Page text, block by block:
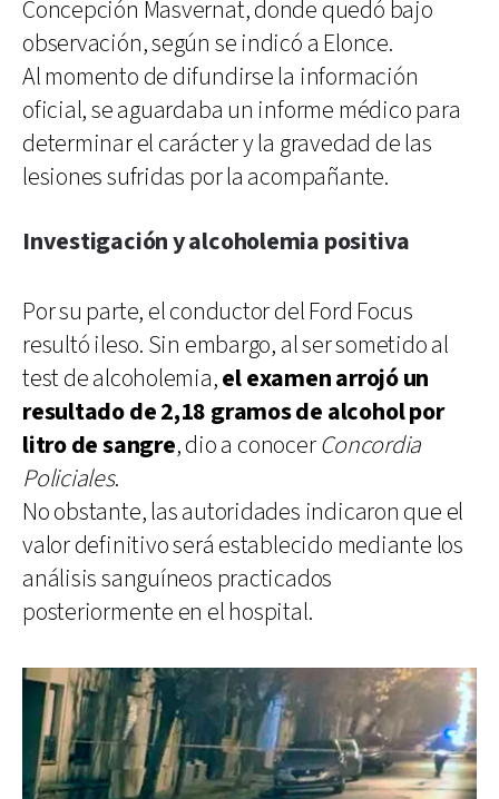
Concepción Masvernat, donde quedó bajo
observación, según se indicó a Elonce.
Al momento de difundirse la información
oficial, se aguardaba un informe médico para
determinar el carácter y la gravedad de las
lesiones sufridas por la acompañante.
Investigación y alcoholemia positiva
Por su parte, el conductor del Ford Focus
resultó ileso. Sin embargo, al ser sometido al
test de alcoholemia,el examen arrojó un
resultado de 2,18 gramos de alcohol por
litro de sangre, dio a conocerConcordia
Policiales.
No obstante, las autoridades indicaron que el
valor definitivo será establecido mediante los
análisis sanguíneos practicados
posteriormente en el hospital.